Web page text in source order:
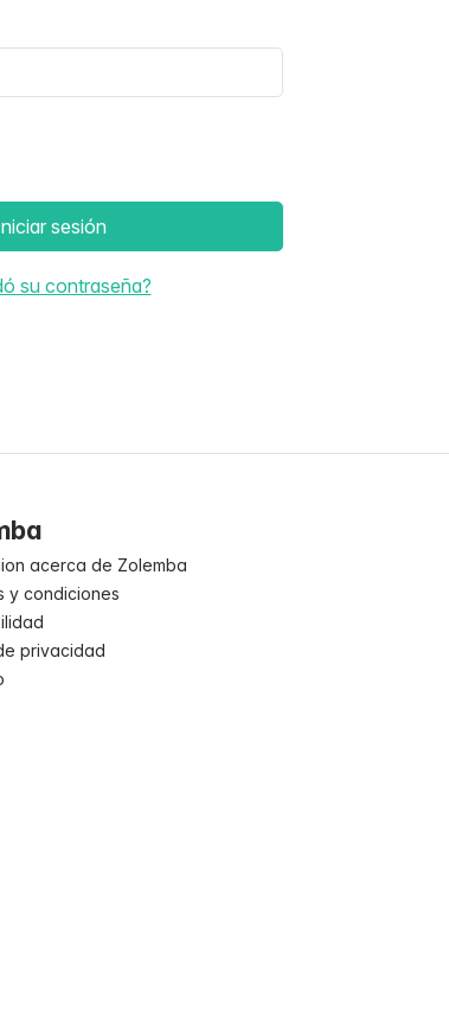
sesión
su contraseña?
acerca de Zolemba
y condiciones
privacidad